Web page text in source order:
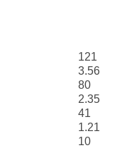
121
3.56
80
2.35
41
1.21
10